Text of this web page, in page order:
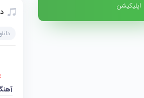
اپلیکیشن